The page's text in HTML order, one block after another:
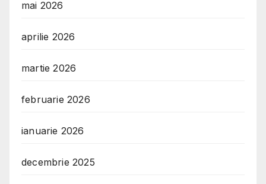
mai 2026
aprilie 2026
martie 2026
februarie 2026
ianuarie 2026
decembrie 2025